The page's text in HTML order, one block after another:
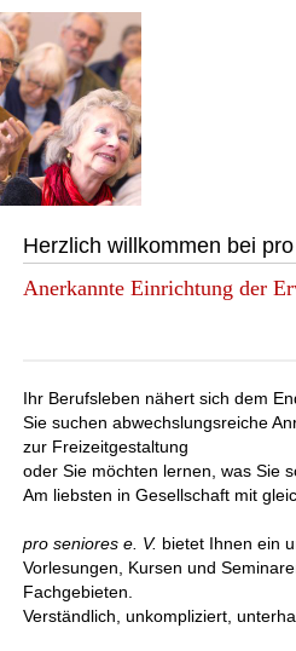
Herzlich willkommen bei
Anerkannte Einrichtung der
Ihr Berufsleben nähert sich dem
Sie suchen abwechslungsreiche
zur Freizeitgestaltung
oder Sie möchten lernen, was Sie
Am liebsten in Gesellschaft mit
pro seniores e. V. bietet Ihnen ein
Vorlesungen, Kursen und
Fachgebieten.
Verständlich, unkompliziert,